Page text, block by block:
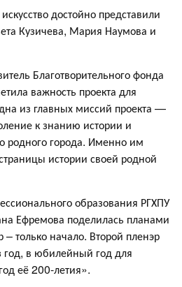
достойно представили
Кузичева, Мария Наумова и
Благотворительного фонда
важность проекта для
из главных миссий проекта —
к знанию истории и
родного города. Именно им
истории своей родной
образования РГХПУ
Ефремова поделилась планами
только начало. Второй пленэр
год, в юбилейный год для
её 200-летия».